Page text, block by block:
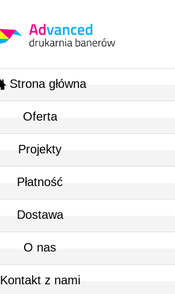
Strona główna
Oferta
Projekty
Płatność
Dostawa
O nas
Kontakt z nami